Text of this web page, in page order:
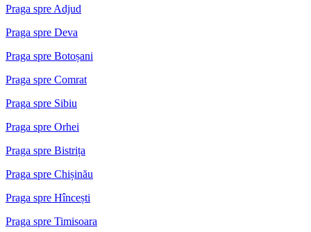
Praga spre Adjud
Praga spre Deva
Praga spre Botoșani
Praga spre Comrat
Praga spre Sibiu
Praga spre Orhei
Praga spre Bistrița
Praga spre Chișinău
Praga spre Hîncești
Praga spre Timisoara